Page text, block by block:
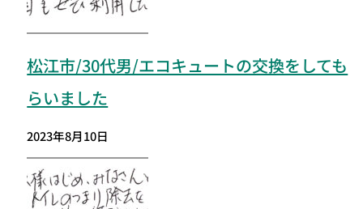
松江市/30代男/エコキュートの交換をしても
らいました
2023年8月10日